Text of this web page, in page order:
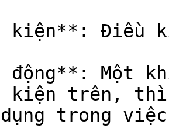
kiện**: Điều
động**: Một
kiện trên, thì
dụng trong